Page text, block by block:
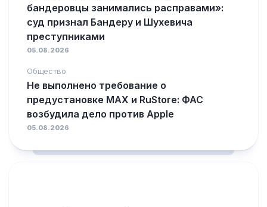
бандеровцы занимались расправами»:
суд признал Бандеру и Шухевича
преступниками
05.08.2026
Общество
Не выполнено требование о
предустановке MAX и RuStore: ФАС
возбудила дело против Apple
05.08.2026